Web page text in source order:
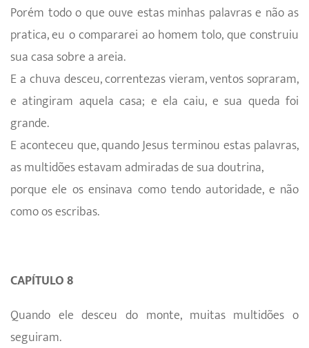
Porém todo o que ouve estas minhas palavras e não as
pratica, eu o compararei ao homem tolo, que construiu
sua casa sobre a areia.
E a chuva desceu, correntezas vieram, ventos sopraram,
e atingiram aquela casa; e ela caiu, e sua queda foi
grande.
E aconteceu que, quando Jesus terminou estas palavras,
as multidões estavam admiradas de sua doutrina,
porque ele os ensinava como tendo autoridade, e não
como os escribas.
CAPÍTULO 8
Quando ele desceu do monte, muitas multidões o
seguiram.